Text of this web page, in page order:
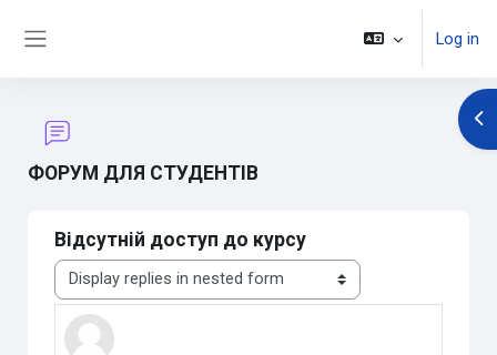
Log in
ФОРУМ ДЛЯ СТУДЕНТІВ
Відсутній доступ до курсу
Display mode